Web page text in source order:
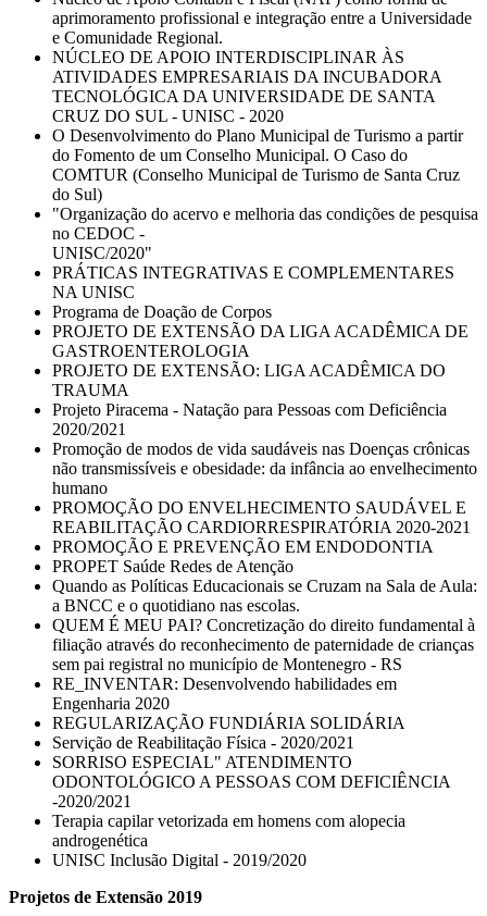
aprimoramento profissional e integração entre a Universidade
e Comunidade Regional.
NÚCLEO DE APOIO INTERDISCIPLINAR ÀS
ATIVIDADES EMPRESARIAIS DA INCUBADORA
TECNOLÓGICA DA UNIVERSIDADE DE SANTA
CRUZ DO SUL - UNISC - 2020
O Desenvolvimento do Plano Municipal de Turismo a partir
do Fomento de um Conselho Municipal. O Caso do
COMTUR (Conselho Municipal de Turismo de Santa Cruz
do Sul)
"Organização do acervo e melhoria das condições de pesquisa
no CEDOC -
UNISC/2020"
PRÁTICAS INTEGRATIVAS E COMPLEMENTARES
NA UNISC
Programa de Doação de Corpos
PROJETO DE EXTENSÃO DA LIGA ACADÊMICA DE
GASTROENTEROLOGIA
PROJETO DE EXTENSÃO: LIGA ACADÊMICA DO
TRAUMA
Projeto Piracema - Natação para Pessoas com Deficiência
2020/2021
Promoção de modos de vida saudáveis nas Doenças crônicas
não transmissíveis e obesidade: da infância ao envelhecimento
humano
PROMOÇÃO DO ENVELHECIMENTO SAUDÁVEL E
REABILITAÇÃO CARDIORRESPIRATÓRIA 2020-2021
PROMOÇÃO E PREVENÇÃO EM ENDODONTIA
PROPET Saúde Redes de Atenção
Quando as Políticas Educacionais se Cruzam na Sala de Aula:
a BNCC e o quotidiano nas escolas.
QUEM É MEU PAI? Concretização do direito fundamental à
filiação através do reconhecimento de paternidade de crianças
sem pai registral no município de Montenegro - RS
RE_INVENTAR: Desenvolvendo habilidades em
Engenharia 2020
REGULARIZAÇÃO FUNDIÁRIA SOLIDÁRIA
Servição de Reabilitação Física - 2020/2021
SORRISO ESPECIAL" ATENDIMENTO
ODONTOLÓGICO A PESSOAS COM DEFICIÊNCIA
-2020/2021
Terapia capilar vetorizada em homens com alopecia
androgenética
UNISC Inclusão Digital - 2019/2020
Projetos de Extensão 2019